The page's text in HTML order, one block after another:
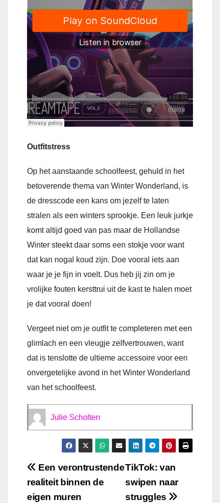
Outfitstress
Op het aanstaande schoolfeest, gehuld in het
betoverende thema van Winter Wonderland, is
de dresscode een kans om jezelf te laten
stralen als een winters sprookje. Een leuk jurkje
komt altijd goed van pas maar de Hollandse
Winter steekt daar soms een stokje voor want
dat kan nogal koud zijn. Doe vooral iets aan
waar je je fijn in voelt. Dus heb jij zin om je
vrolijke fouten kersttrui uit de kast te halen moet
je dat vooral doen!
Vergeet niet om je outfit te completeren met een
glimlach en een vleugje zelfvertrouwen, want
dat is tenslotte de ultieme accessoire voor een
onvergetelijke avond in het Winter Wonderland
van het schoolfeest.
Julie Scholten
Bericht
navigatie
TikTok: van
swipen naar
struggles
Een verontrustende
realiteit binnen de
eigen muren